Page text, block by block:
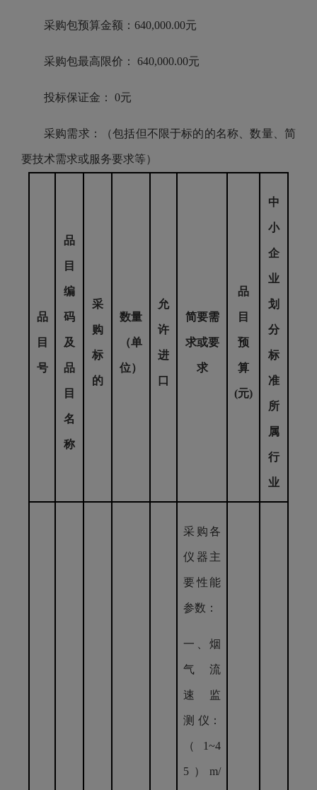
采购包预算金额：640,000.00元
采购包最高限价： 640,000.00元
投标保证金： 0元
采购需求：（包括但不限于标的的名称、数量、简
要技术需求或服务要求等）
品
目
号
品
目
编
码
及
品
目
名
称
采
购
标
的
数量
（单
位）
允
许
进
口
简要需
求或要
求
品
目
预
算
(元)
中
小
企
业
划
分
标
准
所
属
行
业
采购各
仪器主
要性能
参数：
一、 烟
气 流
速 监
测 仪：
（1~4
5）m/